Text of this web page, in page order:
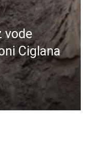
vode
Ciglana